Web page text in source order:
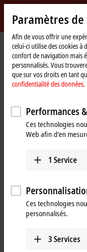
Beckhoff
-
New
Automation
Technology
Page
d'accueil
Entreprise
Technology studies on new
Si vous cliquez sur
adaptons les
contenus tiers à
politique
Apr 27, 2018
Paramètres
Afin de vous offrir une
celui-ci utilise des cookies à
confort de navigation mais
personnalisés. Vous
que sur vos droits en tant
confidentialité des données.
Performances
Ces technologies
Web afin d’en
1 Service
Ces technologies
personnalisés.
3Services